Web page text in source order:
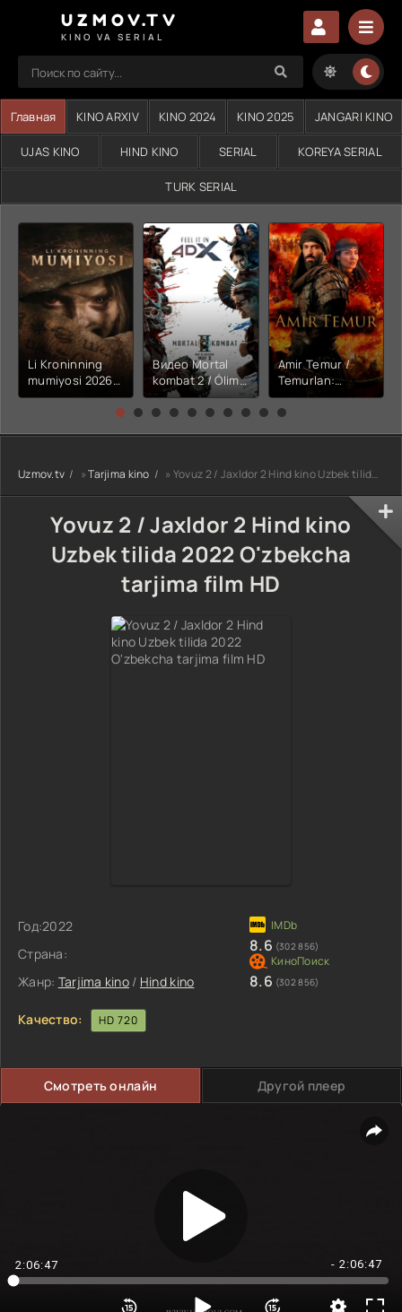
UZMOV.TV
KINO VA SERIAL
Главная KINO ARXIV KINO 2024 KINO 2025 JANGARI KINO
UJAS KINO HIND KINO SERIAL KOREYA SERIAL
TURK SERIAL
Li Kroninning
mumiyosi 2026
(uzbek tilida
kino) tarjima HD
Видео Mortal
kombat 2 / Ólim
jangi 2 (2026)
Uzbek tilida
Amir Temur /
Temurlan:
Fathchining
yuksalishi
tarjima kino Full
HD tas-ix
Uzmov.tv »Tarjima kino » Yovuz 2 / Jaxldor 2 Hind kino Uzbek tilida 2022 O'zbekcha tarjima film HD
Yovuz 2 / Jaxldor 2 Hind kino
Uzbek tilida 2022 O'zbekcha
tarjima film HD
Год:2022
Страна:
Жанр: Tarjima kino / Hind kino
8.6 (302 856)
8.6 (302 856)
Качество: HD 720
Смотреть онлайн Другой плеер
2:06:47 - 2:06:47